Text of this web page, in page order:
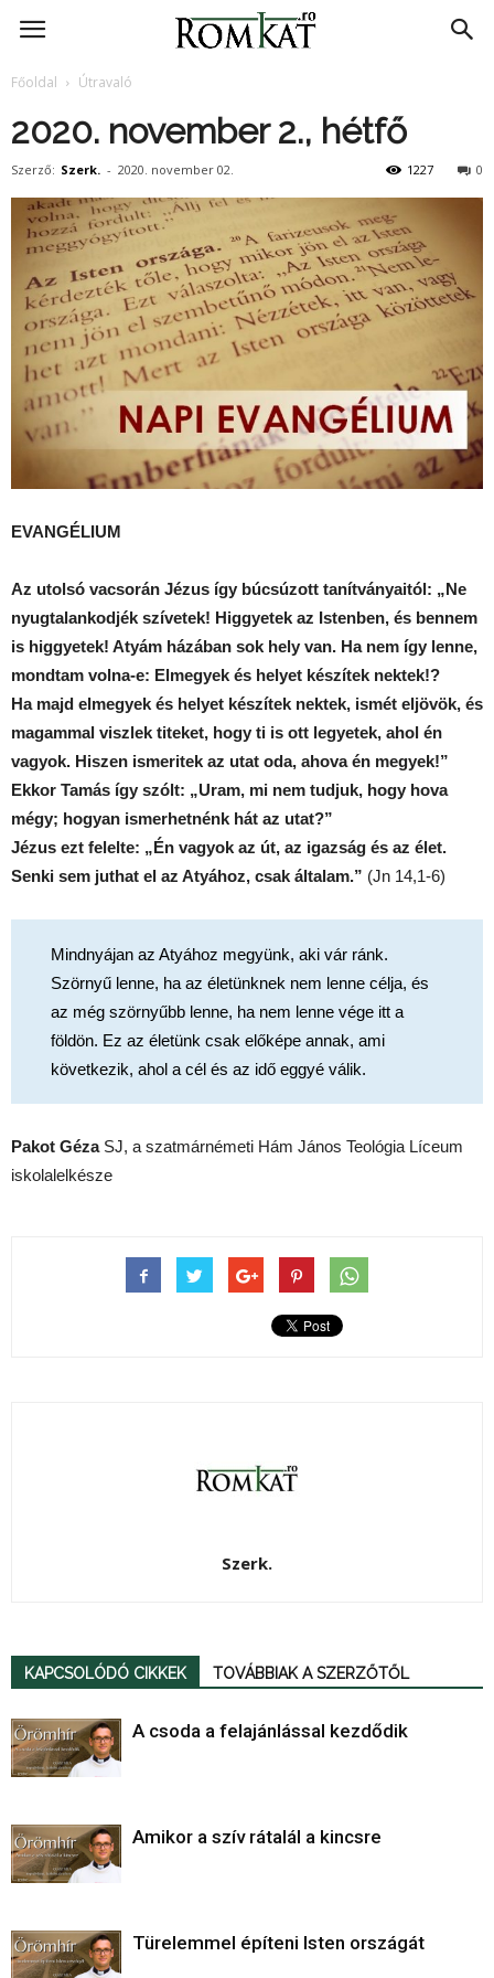
RomKat.ro
Főoldal Útravaló
2020. november 2., hétfő
Szerző: Szerk. - 2020. november 02. 0
1227
EVANGÉLIUM
Az utolsó vacsorán Jézus így búcsúzott tanítványaitól: „Ne
nyugtalankodjék szívetek! Higgyetek az Istenben, és bennem
is higgyetek! Atyám házában sok hely van. Ha nem így lenne,
mondtam volna-e: Elmegyek és helyet készítek nektek!?
Ha majd elmegyek és helyet készítek nektek, ismét eljövök, és
magammal viszlek titeket, hogy ti is ott legyetek, ahol én
vagyok. Hiszen ismeritek az utat oda, ahova én megyek!”
Ekkor Tamás így szólt: „Uram, mi nem tudjuk, hogy hova
mégy; hogyan ismerhetnénk hát az utat?”
Jézus ezt felelte: „Én vagyok az út, az igazság és az élet.
Senki sem juthat el az Atyához, csak általam.” (Jn 14,1-6)
Mindnyájan az Atyához megyünk, aki vár ránk.
Szörnyű lenne, ha az életünknek nem lenne célja, és
az még szörnyűbb lenne, ha nem lenne vége itt a
földön. Ez az életünk csak előképe annak, ami
következik, ahol a cél és az idő eggyé válik.
Pakot GézaSJ, a szatmárnémeti Hám János Teológia Líceum
iskolalelkésze
Szerk.
KAPCSOLÓDÓ CIKKEK TOVÁBBIAK A SZERZŐTŐL
A csoda a felajánlással kezdődik
Amikor a szív rátalál a kincsre
Türelemmel építeni Isten országát